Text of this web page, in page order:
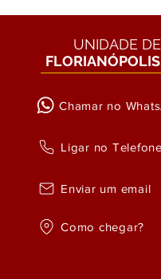
UNIDADE DE
Chamar no
Ligar no Telefone
Enviar um email
Como chegar?